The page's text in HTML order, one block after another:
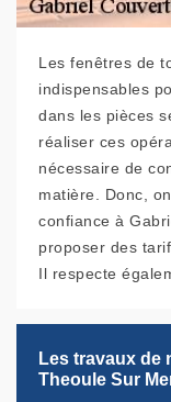
Les fenêtres de
indispensables
dans les pièces
réaliser ces
nécessaire de
matière. Donc,
confiance à
proposer des
Il respecte
Les travaux de
Theoule Sur